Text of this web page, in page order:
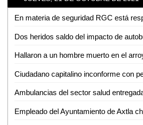
Hallaron a un hombre muerto en el